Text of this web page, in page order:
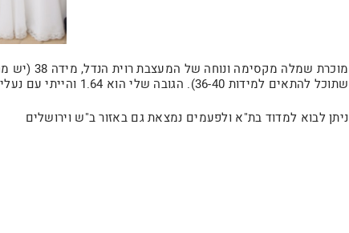
מוכרת
שתוכל להתאים למידות 36-40). הגובה שלי הוא 1.64 והייתי עם נעליים בגובה 7 ס"מ.
ניתן לבוא למדוד בת"א ולפעמים נמצאת גם באזור ב"ש וירושלים